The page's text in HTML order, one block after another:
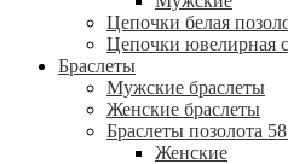
Цепочки белая
Цепочки ювелирная
Браслеты
Мужские браслеты
Женские браслеты
Браслеты позолота
Женские